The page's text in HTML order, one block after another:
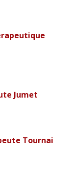
Jumet
Tournai